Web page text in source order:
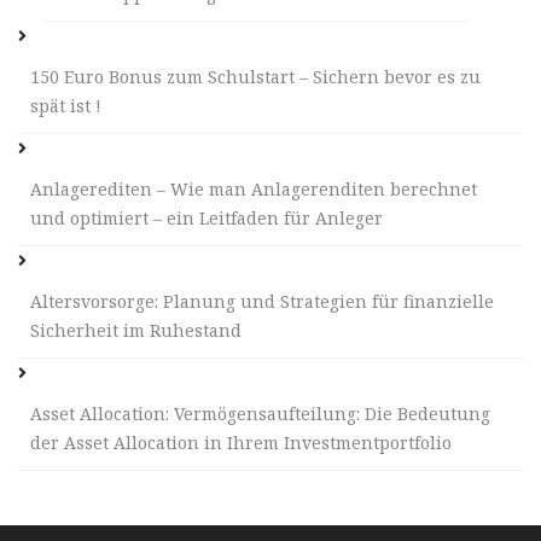
150 Euro Bonus zum Schulstart – Sichern bevor es zu
spät ist !
Anlagerediten – Wie man Anlagerenditen berechnet
und optimiert – ein Leitfaden für Anleger
Altersvorsorge: Planung und Strategien für finanzielle
Sicherheit im Ruhestand
Asset Allocation: Vermögensaufteilung: Die Bedeutung
der Asset Allocation in Ihrem Investmentportfolio